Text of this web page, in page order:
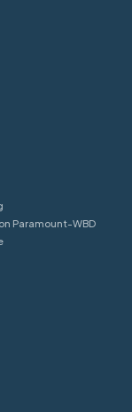
Paramount-WBD